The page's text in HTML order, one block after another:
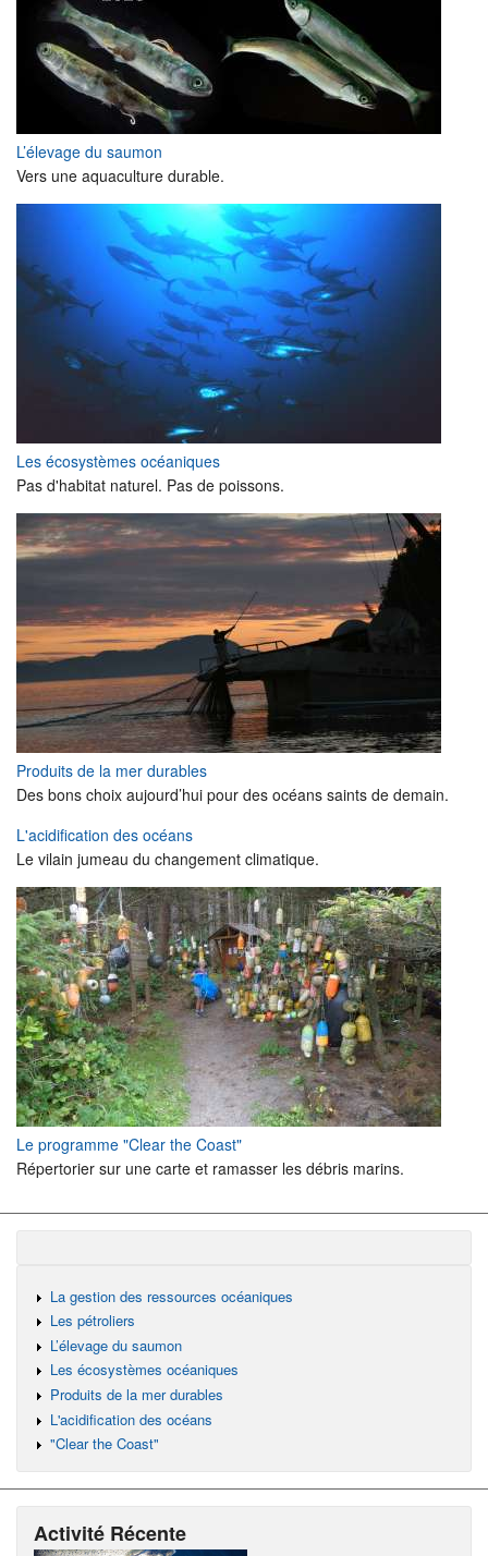
L’élevage du saumon
Vers une aquaculture durable.
Les écosystèmes océaniques
Pas d'habitat naturel. Pas de poissons.
Produits de la mer durables
Des bons choix aujourd’hui pour des océans saints de demain.
L'acidification des océans
Le vilain jumeau du changement climatique.
Le programme "Clear the Coast"
Répertorier sur une carte et ramasser les débris marins.
La gestion des ressources océaniques
Les pétroliers
L’élevage du saumon
Les écosystèmes océaniques
Produits de la mer durables
L'acidification des océans
"Clear the Coast"
Activité Récente